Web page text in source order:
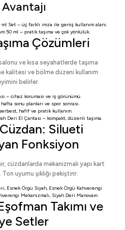
ml Set – üç farklı imza ile geniş kullanım alanı.
50 ml – pratik taşıma ve çok yönlülük.
Çözümleri
ve kısa seyahatlerde taşıma
kalitesi ve bölme düzeni kullanım
belirler.
– cihaz koruması ve iş görünümü.
sonu planları ve spor sonrası.
hafif ve pratik kullanım.
Deri El Çantası – kompakt, düzenli taşıma.
Silueti
Fonksiyon
cüzdanlarda mekanizmalı yapı kart
Ton uyumu şıklığı pekiştirir.
, Esnek Örgü Siyah, Esnek Örgü Kahverengi
Mekanizmalı, Siyah Deri Manovam
Takımı ve
Setler